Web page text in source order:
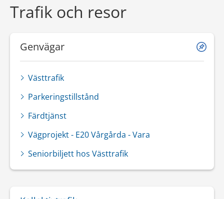
Trafik och resor
Genvägar
Västtrafik
Parkeringstillstånd
Färdtjänst
Vägprojekt - E20 Vårgårda - Vara
Seniorbiljett hos Västtrafik